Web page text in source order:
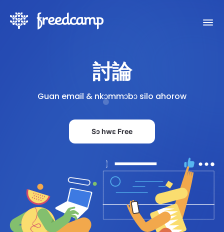
討論
Guan email & nkɔmmɔbɔ silo ahorow
Sɔ hwɛ Free